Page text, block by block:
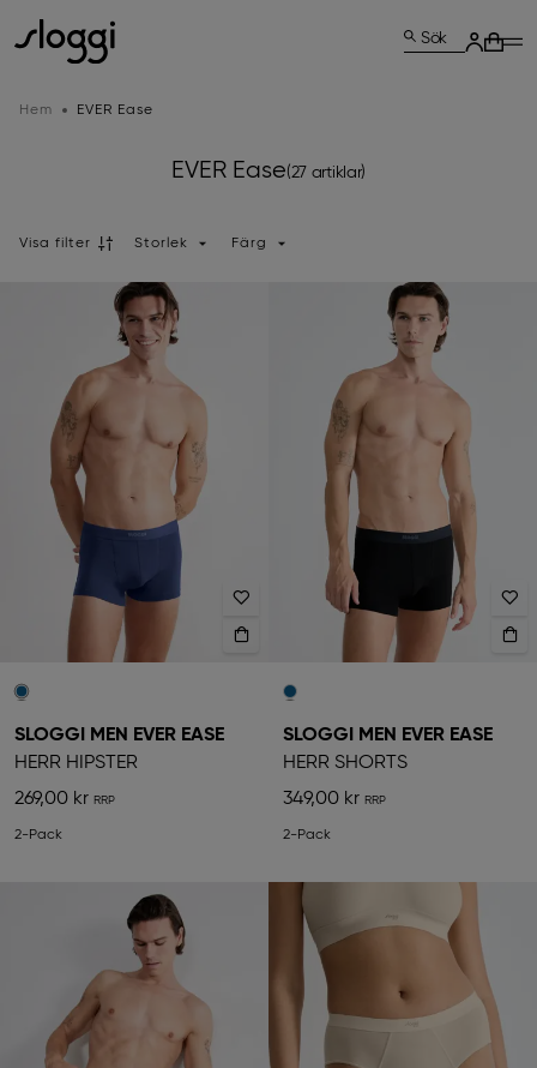
Sök
Hem EVER Ease
EVER Ease(27 artiklar)
Visa filter Storlek Färg
SLOGGI MEN EVER EASE
HERR HIPSTER
269,00 kr
2-Pack
SLOGGI MEN EVER EASE
HERR SHORTS
349,00 kr
2-Pack